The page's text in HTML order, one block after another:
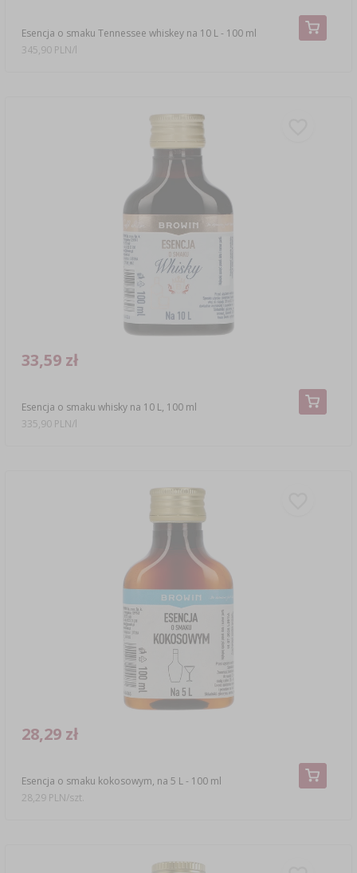
Esencja o smaku Tennessee whiskey na 10 L - 100 ml
345,90 PLN/l
Esencja o smaku whisky na 10 L, 100 ml
33,59 zł
335,90 PLN/l
Esencja o smaku kokosowym, na 5 L - 100 ml
28,29 zł
28,29 PLN/szt.